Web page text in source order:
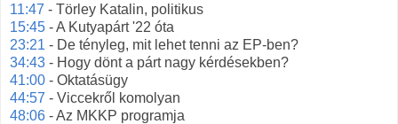
11:47 - Törley Katalin, politikus
15:45 - A Kutyapárt '22 óta
23:21 - De tényleg, mit lehet tenni az EP-ben?
34:43 - Hogy dönt a párt nagy kérdésekben?
41:00 - Oktatásügy
44:57 - Viccekről komolyan
48:06 - Az MKKP programja